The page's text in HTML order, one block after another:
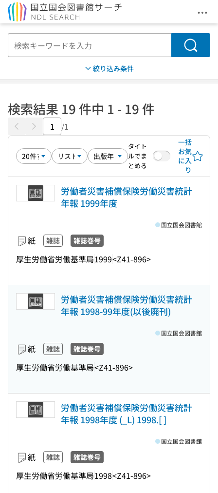
メ
検索
絞り込み条件
検索結果 19 件中 1 - 19 件
/1
タイト
ルでま
とめる
一括
お気
に入
り
労働者災害補償保険労働災害統計
年報 1999年度
紙 雑誌 雑誌巻号
厚生労働省労働基準局1999<Z41-896>
国立国会図書館
労働者災害補償保険労働災害統計
年報 1998-99年度(以後廃刊)
紙 雑誌 雑誌巻号
厚生労働省労働基準局<Z41-896>
国立国会図書館
労働者災害補償保険労働災害統計
年報 1998年度 (_L) 1998.[ ]
紙 雑誌 雑誌巻号
厚生労働省労働基準局1998<Z41-896>
国立国会図書館